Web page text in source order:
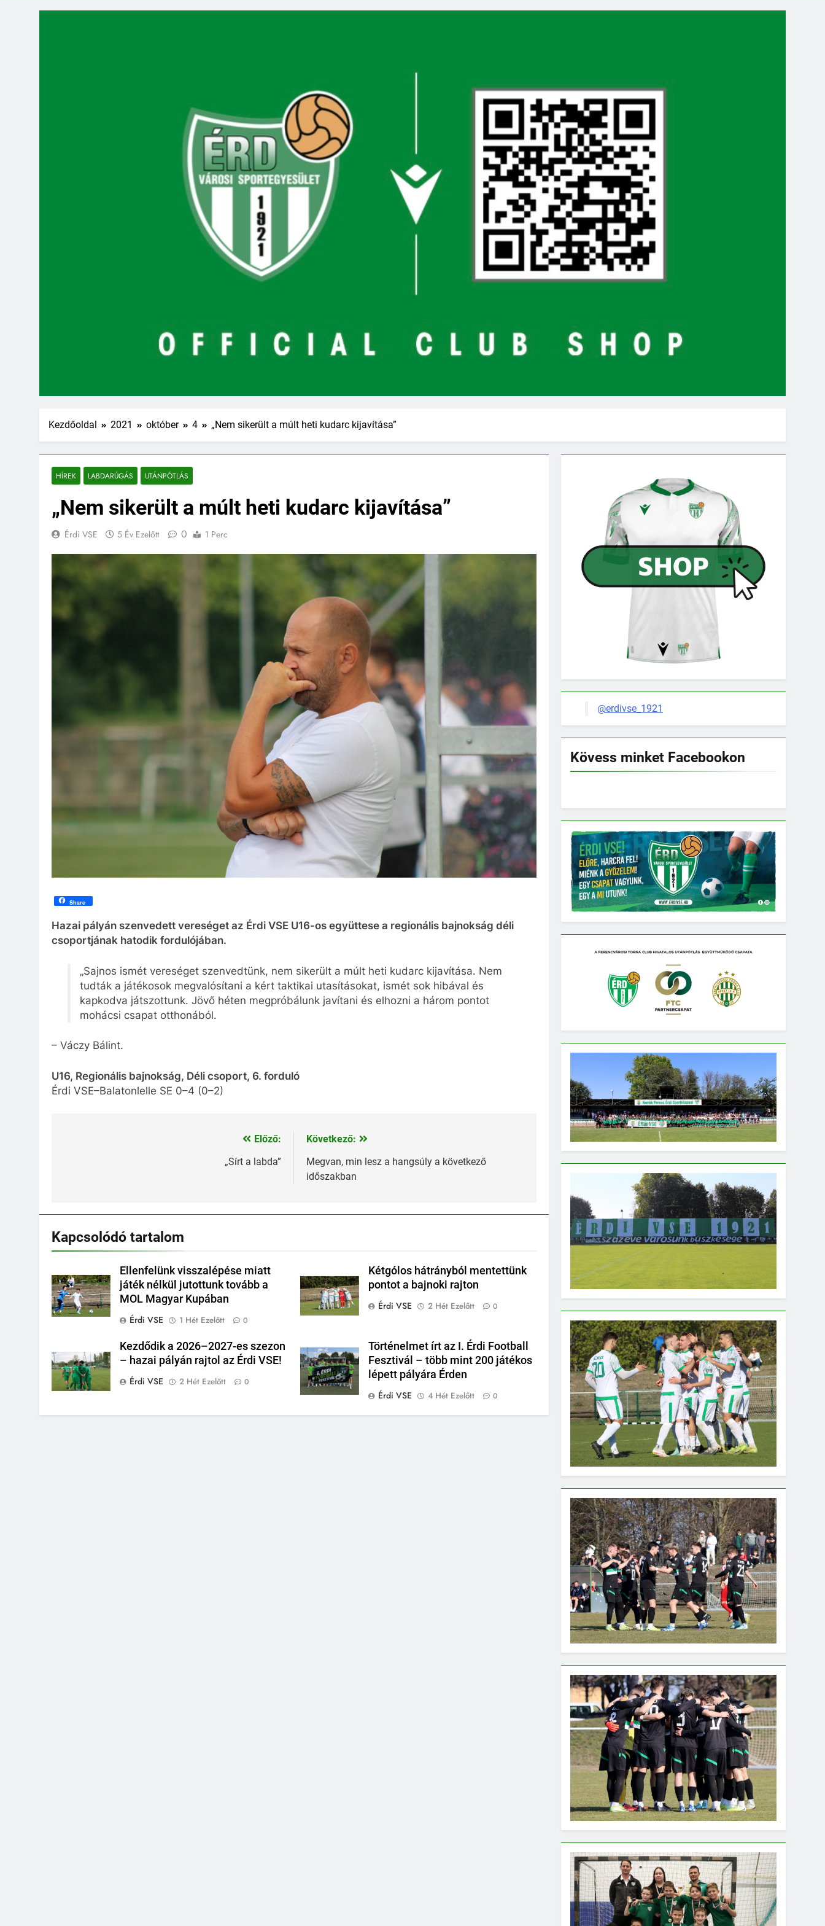
Kezdőoldal 2021 október 4 „Nem sikerült a múlt heti kudarc kijavítása”
HÍREK LABDARÚGÁS UTÁNPÓTLÁS
„Nem sikerült a múlt heti kudarc kijavítása”
Érdi VSE 5 Év Ezelőtt 0 1 Perc
Share
Hazai pályán szenvedett vereséget az Érdi VSE U16-os együttese a regionális bajnokság déli
csoportjának hatodik fordulójában.
„Sajnos ismét vereséget szenvedtünk, nem sikerült a múlt heti kudarc kijavítása. Nem
tudták a játékosok megvalósítani a kért taktikai utasításokat, ismét sok hibával és
kapkodva játszottunk. Jövő héten megpróbálunk javítani és elhozni a három pontot
mohácsi csapat otthonából.
– Váczy Bálint.
U16, Regionális bajnokság, Déli csoport, 6. forduló
Érdi VSE–Balatonlelle SE 0–4 (0–2)
Előző:
„Sírt a labda”
Következő:
Megvan, min lesz a hangsúly a következő
időszakban
Kapcsolódó tartalom
Ellenfelünk visszalépése miatt
játék nélkül jutottunk tovább a
MOL Magyar Kupában
Érdi VSE
1 Hét Ezelőtt 0
Kétgólos hátrányból mentettünk
pontot a bajnoki rajton
Érdi VSE
2 Hét Ezelőtt 0
Kezdődik a 2026–2027-es szezon
– hazai pályán rajtol az Érdi VSE!
Érdi VSE
2 Hét Ezelőtt 0
Történelmet írt az I. Érdi Football
Fesztivál – több mint 200 játékos
lépett pályára Érden
Érdi VSE
4 Hét Ezelőtt 0
@erdivse_1921
Kövess minket Facebookon